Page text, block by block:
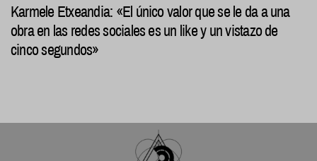
Karmele Etxeandia: «El único valor que se le da a una
obra en las redes sociales es un like y un vistazo de
cinco segundos»